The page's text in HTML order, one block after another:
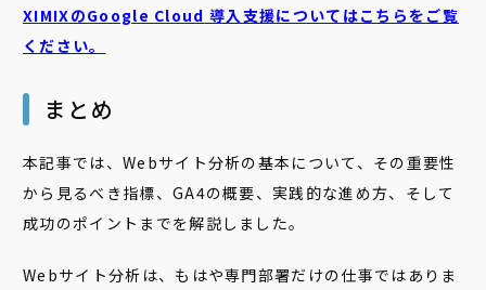
XIMIXのGoogle Cloud 導入支援についてはこちらをご覧
ください。
まとめ
本記事では、Webサイト分析の基本について、その重要性
から見るべき指標、GA4の概要、実践的な進め方、そして
成功のポイントまでを解説しました。
Webサイト分析は、もはや専門部署だけの仕事ではありま